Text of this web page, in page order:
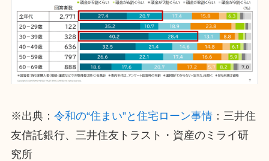
※出典： 令和の“住まい”と住宅ローン事情：三井住
友信託銀行、三井住友トラスト・資産のミライ研
究所